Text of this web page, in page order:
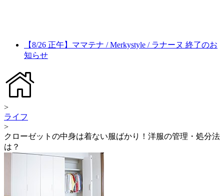
【8/26 正午】ママテナ / Merkystyle / ラナーヌ 終了のお
知らせ
>
ライフ
>
クローゼットの中身は着ない服ばかり！洋服の管理・処分法
は？